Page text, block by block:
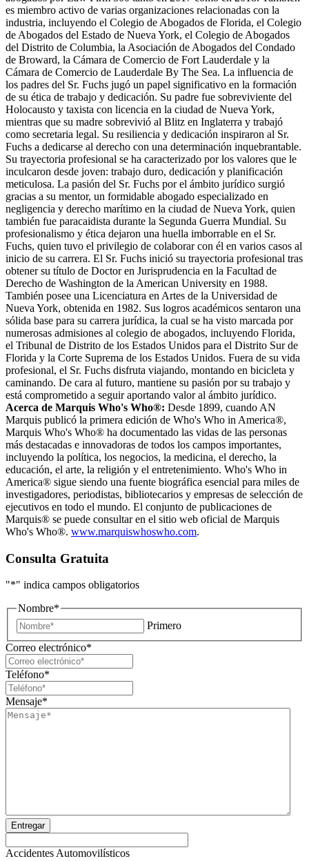
es miembro activo de varias organizaciones relacionadas con la
industria, incluyendo el Colegio de Abogados de Florida, el Colegio
de Abogados del Estado de Nueva York, el Colegio de Abogados
del Distrito de Columbia, la Asociación de Abogados del Condado
de Broward, la Cámara de Comercio de Fort Lauderdale y la
Cámara de Comercio de Lauderdale By The Sea. La influencia de
los padres del Sr. Fuchs jugó un papel significativo en la formación
de su ética de trabajo y dedicación. Su padre fue sobreviviente del
Holocausto y taxista con licencia en la ciudad de Nueva York,
mientras que su madre sobrevivió al Blitz en Inglaterra y trabajó
como secretaria legal. Su resiliencia y dedicación inspiraron al Sr.
Fuchs a dedicarse al derecho con una determinación inquebrantable.
Su trayectoria profesional se ha caracterizado por los valores que le
inculcaron desde joven: trabajo duro, dedicación y planificación
meticulosa. La pasión del Sr. Fuchs por el ámbito jurídico surgió
gracias a su mentor, un formidable abogado especializado en
negligencia y derecho marítimo en la ciudad de Nueva York, quien
también fue paracaidista durante la Segunda Guerra Mundial. Su
profesionalismo y ética dejaron una huella imborrable en el Sr.
Fuchs, quien tuvo el privilegio de colaborar con él en varios casos al
inicio de su carrera. El Sr. Fuchs inició su trayectoria profesional tras
obtener su título de Doctor en Jurisprudencia en la Facultad de
Derecho de Washington de la American University en 1988.
También posee una Licenciatura en Artes de la Universidad de
Nueva York, obtenida en 1982. Sus logros académicos sentaron una
sólida base para su carrera jurídica, la cual se ha visto marcada por
numerosas admisiones al colegio de abogados, incluyendo Florida,
el Tribunal de Distrito de los Estados Unidos para el Distrito Sur de
Florida y la Corte Suprema de los Estados Unidos. Fuera de su vida
profesional, el Sr. Fuchs disfruta viajando, montando en bicicleta y
caminando. De cara al futuro, mantiene su pasión por su trabajo y
está comprometido a seguir aportando valor al ámbito jurídico.
Acerca de Marquis Who's Who®: Desde 1899, cuando AN
Marquis publicó la primera edición de Who's Who in America®,
Marquis Who's Who® ha documentado las vidas de las personas
más destacadas e innovadoras de todos los campos importantes,
incluyendo la política, los negocios, la medicina, el derecho, la
educación, el arte, la religión y el entretenimiento. Who's Who in
America® sigue siendo una fuente biográfica esencial para miles de
investigadores, periodistas, bibliotecarios y empresas de selección de
ejecutivos en todo el mundo. El conjunto de publicaciones de
Marquis® se puede consultar en el sitio web oficial de Marquis
Who's Who®. www.marquiswhoswho.com.
Consulta Gratuita
"*" indica campos obligatorios
Nombre*
Primero
Correo electrónico*
Teléfono*
Mensaje*
Entregar
Accidentes Automovilísticos